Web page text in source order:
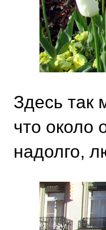
Здесь так
что около
надолго,